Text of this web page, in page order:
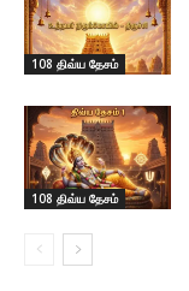
108 திவ்ய தேசம்
108 திவ்ய தேசம்